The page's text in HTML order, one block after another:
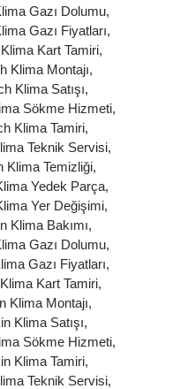
Gazı Dolumu,
Gazı Fiyatları,
Kart Tamiri,
Klima Montajı,
Klima Satışı,
Sökme Hizmeti,
Klima Tamiri,
Teknik Servisi,
Klima Temizliği,
Yedek Parça,
Yer Değişimi,
Klima Bakımı,
Gazı Dolumu,
Gazı Fiyatları,
Kart Tamiri,
Klima Montajı,
Klima Satışı,
Sökme Hizmeti,
Klima Tamiri,
Teknik Servisi,